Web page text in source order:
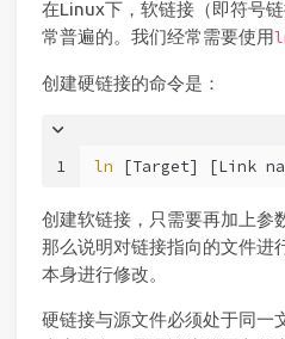
在Linux下，软链接（即符号
常普遍的。我们经常需要使用
创建硬链接的命令是：
1 ln [Target] [Link
创建软链接，只需要再加上参
那么说明对链接指向的文件进
本身进行修改。
硬链接与源文件必须处于同一